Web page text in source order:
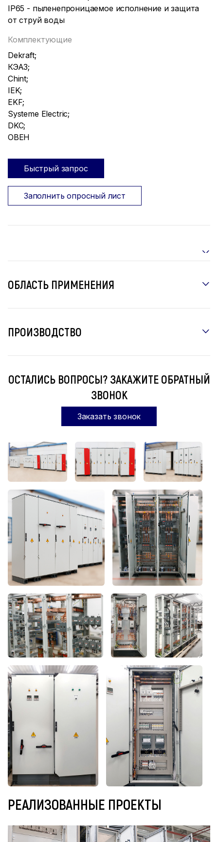
IP65 - пыленепроницаемое исполнение и защита
от струй воды
Комплектующие
Dekraft;
КЭАЗ;
Chint;
IEK;
EKF;
Systeme Electric;
DKC;
ОВЕН
Быстрый запрос
Заполнить опросный лист
ОБЛАСТЬ ПРИМЕНЕНИЯ
ПРОИЗВОДСТВО
ОСТАЛИСЬ ВОПРОСЫ? ЗАКАЖИТЕ ОБРАТНЫЙ
ЗВОНОК
Заказать звонок
РЕАЛИЗОВАННЫЕ ПРОЕКТЫ